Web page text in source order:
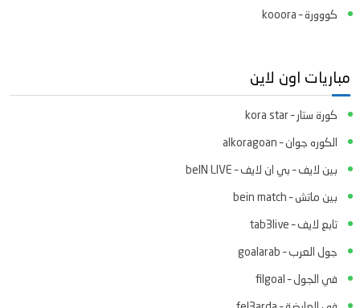
كووورة – kooora
مباريات اون لاين
كورة ستار – kora star
الكوره جوان – alkoragoan
بين لايف – بي ان لايف – beIN LIVE
بين ماتش – bein match
تابع لايف – tab3live
جول العرب – goalarab
في الجول – filgoal